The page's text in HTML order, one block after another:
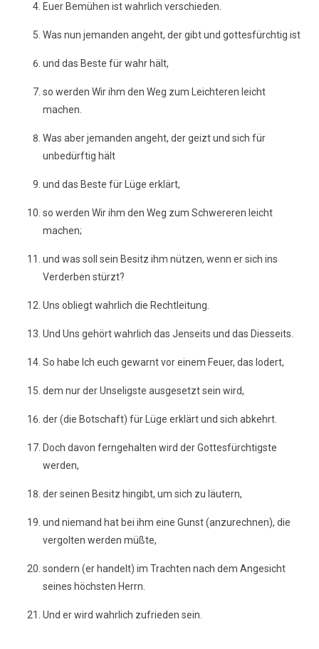
Euer Bemühen ist wahrlich verschieden.
Was nun jemanden angeht, der gibt und gottesfürchtig ist
und das Beste für wahr hält,
so werden Wir ihm den Weg zum Leichteren leicht
machen.
Was aber jemanden angeht, der geizt und sich für
unbedürftig hält
und das Beste für Lüge erklärt,
so werden Wir ihm den Weg zum Schwereren leicht
machen;
und was soll sein Besitz ihm nützen, wenn er sich ins
Verderben stürzt?
Uns obliegt wahrlich die Rechtleitung.
Und Uns gehört wahrlich das Jenseits und das Diesseits.
So habe Ich euch gewarnt vor einem Feuer, das lodert,
dem nur der Unseligste ausgesetzt sein wird,
der (die Botschaft) für Lüge erklärt und sich abkehrt.
Doch davon ferngehalten wird der Gottesfürchtigste
werden,
der seinen Besitz hingibt, um sich zu läutern,
und niemand hat bei ihm eine Gunst (anzurechnen), die
vergolten werden müßte,
sondern (er handelt) im Trachten nach dem Angesicht
seines höchsten Herrn.
Und er wird wahrlich zufrieden sein.